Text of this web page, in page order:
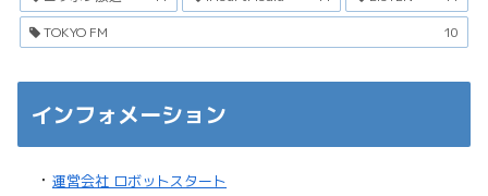
TOKYO FM
10
インフォメーション
・ 運営会社 ロボットスタート